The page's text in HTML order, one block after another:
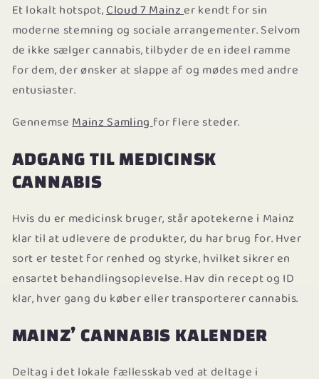
Et lokalt hotspot,Cloud 7 Mainzer kendt for sin
moderne stemning og sociale arrangementer. Selvom
de ikke sælger cannabis, tilbyder de en ideel ramme
for dem, der ønsker at slappe af og mødes med andre
entusiaster.
GennemseMainz Samlingfor flere steder.
ADGANG TIL MEDICINSK
CANNABIS
Hvis du er medicinsk bruger, står apotekerne i Mainz
klar til at udlevere de produkter, du har brug for. Hver
sort er testet for renhed og styrke, hvilket sikrer en
ensartet behandlingsoplevelse. Hav din recept og ID
klar, hver gang du køber eller transporterer cannabis.
MAINZ’ CANNABIS KALENDER
Deltag i det lokale fællesskab ved at deltage i